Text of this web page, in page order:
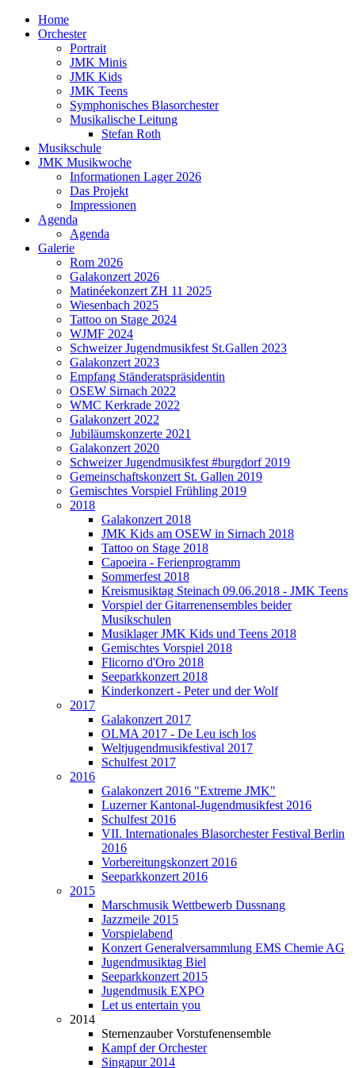
Home
Orchester
Portrait
JMK Minis
JMK Kids
JMK Teens
Symphonisches Blasorchester
Musikalische Leitung
Stefan Roth
Musikschule
JMK Musikwoche
Informationen Lager 2026
Das Projekt
Impressionen
Agenda
Agenda
Galerie
Rom 2026
Galakonzert 2026
Matinéekonzert ZH 11 2025
Wiesenbach 2025
Tattoo on Stage 2024
WJMF 2024
Schweizer Jugendmusikfest St.Gallen 2023
Galakonzert 2023
Empfang Ständeratspräsidentin
OSEW Sirnach 2022
WMC Kerkrade 2022
Galakonzert 2022
Jubiläumskonzerte 2021
Galakonzert 2020
Schweizer Jugendmusikfest #burgdorf 2019
Gemeinschaftskonzert St. Gallen 2019
Gemischtes Vorspiel Frühling 2019
2018
Galakonzert 2018
JMK Kids am OSEW in Sirnach 2018
Tattoo on Stage 2018
Capoeira - Ferienprogramm
Sommerfest 2018
Kreismusiktag Steinach 09.06.2018 - JMK Teens
Vorspiel der Gitarrenensembles beider
Musikschulen
Musiklager JMK Kids und Teens 2018
Gemischtes Vorspiel 2018
Flicorno d'Oro 2018
Seeparkkonzert 2018
Kinderkonzert - Peter und der Wolf
2017
Galakonzert 2017
OLMA 2017 - De Leu isch los
Weltjugendmusikfestival 2017
Schulfest 2017
2016
Galakonzert 2016 "Extreme JMK"
Luzerner Kantonal-Jugendmusikfest 2016
Schulfest 2016
VII. Internationales Blasorchester Festival Berlin
2016
Vorbereitungskonzert 2016
Seeparkkonzert 2016
2015
Marschmusik Wettbewerb Dussnang
Jazzmeile 2015
Vorspielabend
Konzert Generalversammlung EMS Chemie AG
Jugendmusiktag Biel
Seeparkkonzert 2015
Jugendmusik EXPO
Let us entertain you
2014
Sternenzauber Vorstufenensemble
Kampf der Orchester
Singapur 2014